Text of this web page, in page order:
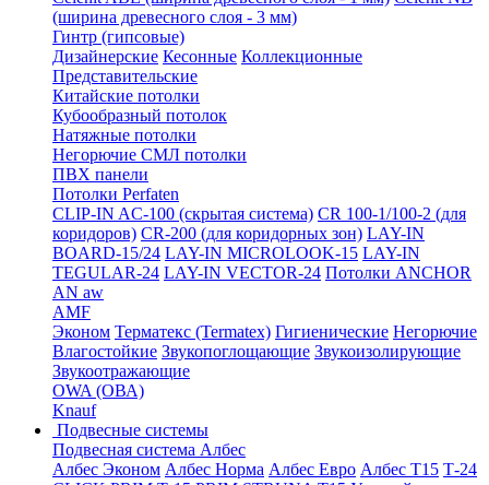
(ширина древесного слоя - 3 мм)
Гинтр (гипсовые)
Дизайнерские Кесонные Коллекционные
Представительские
Китайские потолки
Кубообразный потолок
Натяжные потолки
Негорючие СМЛ потолки
ПВХ панели
Потолки Perfaten
CLIP-IN AC-100 (скрытая система) CR 100-1/100-2 (для
коридоров) CR-200 (для коридорных зон) LAY-IN
BOARD-15/24 LAY-IN MICROLOOK-15 LAY-IN
TEGULAR-24 LAY-IN VECTOR-24 Потолки ANCHOR
AN aw
AMF
Эконом Терматекс (Termatex) Гигиенические Негорючие
Влагостойкие Звукопоглощающие Звукоизолирующие
Звукоотражающие
OWA (ОВА)
Knauf
Подвесные системы
Подвесная система Албес
Албес Эконом Албес Норма Албес Евро Албес T15 Т-24